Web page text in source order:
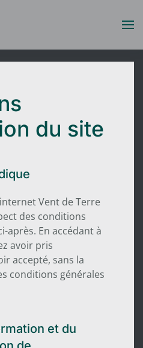
du site
Vent de Terre
des conditions
après. En accédant à
avoir pris
accepté, sans la
conditions générales
et du